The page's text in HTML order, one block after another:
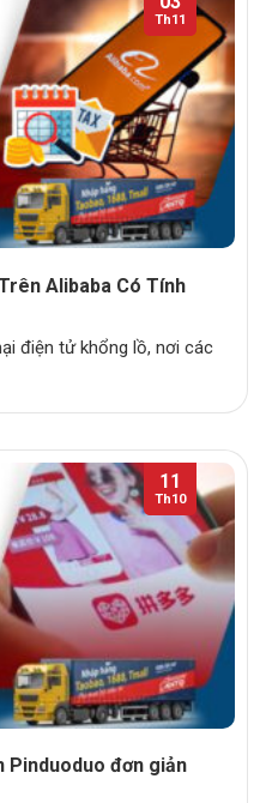
Alibaba Có Tính
điện tử khổng lồ, nơi các
Th11
Pinduoduo đơn giản
11
Th10